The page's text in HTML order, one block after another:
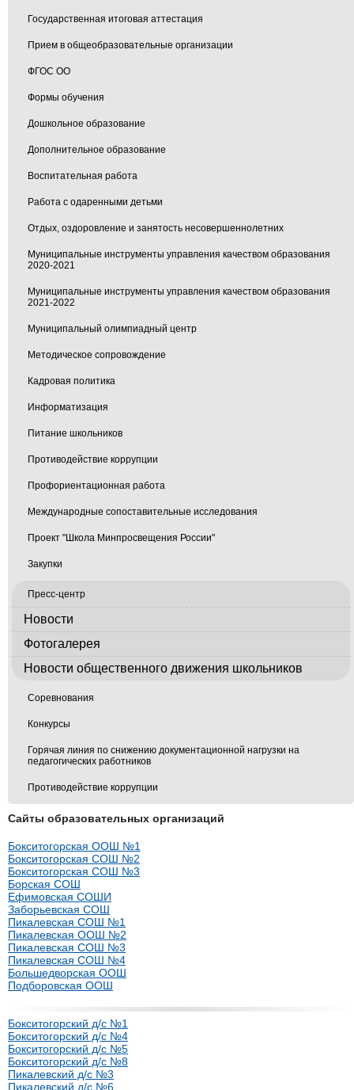
Государственная итоговая аттестация
Прием в общеобразовательные организации
ФГОС ОО
Формы обучения
Дошкольное образование
Дополнительное образование
Воспитательная работа
Работа с одаренными детьми
Отдых, оздоровление и занятость несовершеннолетних
Муниципальные инструменты управления качеством образования
2020-2021
Муниципальные инструменты управления качеством образования
2021-2022
Муниципальный олимпиадный центр
Методическое сопровождение
Кадровая политика
Информатизация
Питание школьников
Противодействие коррупции
Профориентационная работа
Международные сопоставительные исследования
Проект "Школа Минпросвещения России"
Закупки
Пресс-центр
Новости
Фотогалерея
Новости общественного движения школьников
Соревнования
Конкурсы
Горячая линия по снижению документационной нагрузки на
педагогических работников
Противодействие коррупции
Сайты образовательных организаций
Бокситогорская ООШ №1
Бокситогорская СОШ №2
Бокситогорская СОШ №3
Борская СОШ
Ефимовская СОШИ
Заборьевская СОШ
Пикалевская СОШ №1
Пикалевская ООШ №2
Пикалевская СОШ №3
Пикалевская СОШ №4
Большедворская ООШ
Подборовская ООШ
Бокситогорский д/с №1
Бокситогорский д/с №4
Бокситогорский д/с №5
Бокситогорский д/с №8
Пикалевский д/с №3
Пикалевский д/с №6